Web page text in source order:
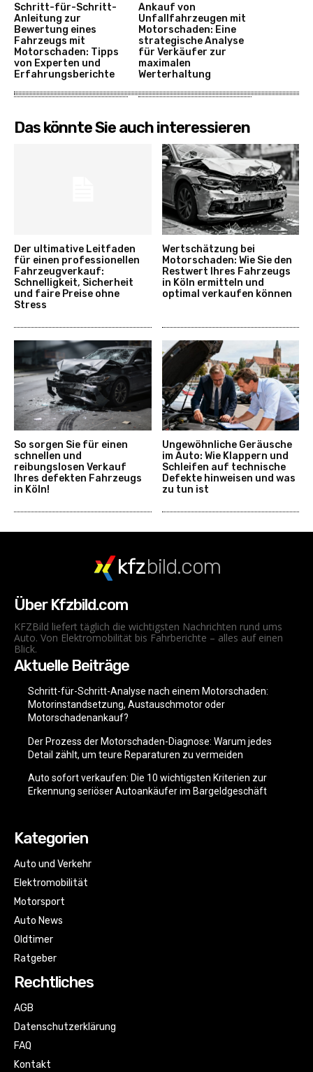
Schritt-für-Schritt-
Anleitung zur
Bewertung eines
Fahrzeugs mit
Motorschaden: Tipps
von Experten und
Erfahrungsberichte
Ankauf von
Unfallfahrzeugen mit
Motorschaden: Eine
strategische Analyse
für Verkäufer zur
maximalen
Werterhaltung
Das könnte Sie auch interessieren
Der ultimative Leitfaden
für einen professionellen
Fahrzeugverkauf:
Schnelligkeit, Sicherheit
und faire Preise ohne
Stress
Wertschätzung bei
Motorschaden: Wie Sie den
Restwert Ihres Fahrzeugs
in Köln ermitteln und
optimal verkaufen können
So sorgen Sie für einen
schnellen und
reibungslosen Verkauf
Ihres defekten Fahrzeugs
in Köln!
Ungewöhnliche Geräusche
im Auto: Wie Klappern und
Schleifen auf technische
Defekte hinweisen und was
zu tun ist
kfzbild.com
Über Kfzbild.com
KFZBild liefert täglich die wichtigsten Nachrichten rund ums
Auto. Von Elektromobilität bis Fahrberichte – alles auf einen
Blick.
Aktuelle Beiträge
Schritt-für-Schritt-Analyse nach einem Motorschaden:
Motorinstandsetzung, Austauschmotor oder
Motorschadenankauf?
Der Prozess der Motorschaden-Diagnose: Warum jedes
Detail zählt, um teure Reparaturen zu vermeiden
Auto sofort verkaufen: Die 10 wichtigsten Kriterien zur
Erkennung seriöser Autoankäufer im Bargeldgeschäft
Kategorien
Auto und Verkehr
Elektromobilität
Motorsport
Auto News
Oldtimer
Ratgeber
Rechtliches
AGB
Datenschutzerklärung
FAQ
Kontakt